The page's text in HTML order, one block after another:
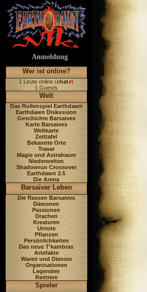
Anmeldung
Wer ist online?
1 Leute online (chat )
1 Guests
Welt
Das Rollenspiel Earthdawn
Earthdawn Diskussion
Geschichte Barsaives
Karte Barsaives
Weltkarte
Zeittafel
Bekannte Orte
Travar
Magie und Astralraum
Niederwelten
Shadowrun Crossover
Earthdawn 2.5
Die Arena
Barsaiver Leben
Die Rassen Barsaives
Dämonen
Passionen
Drachen
Kreaturen
Untote
Pflanzen
Persönlichkeiten
Das neue T'kambras
Artefakte
Waren und Dienste
Organisationen
Legenden
Reittiere
Spieler